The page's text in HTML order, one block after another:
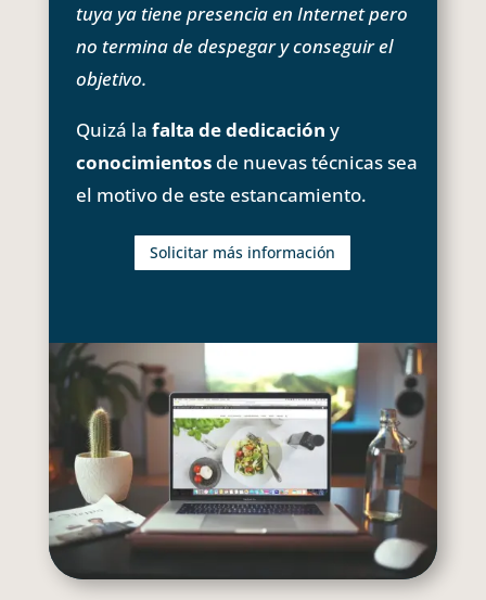
tuya ya tiene presencia en Internet pero
no termina de despegar y conseguir el
objetivo.
Quizá la falta de dedicación y
conocimientosde nuevas técnicas sea
el motivo de este estancamiento.
Solicitar más información